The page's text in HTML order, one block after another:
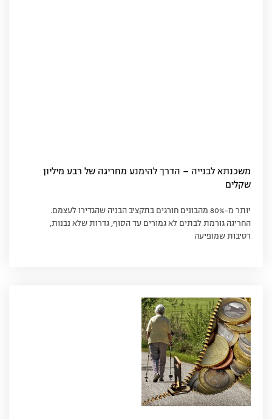
משכנתא לבנייה – הדרך להימנע מחריגה של רבע מיליון
שקלים
יותר מ-80% מהבונים חורגים בתקציב הבניה שהגדירו לעצמם.
החריגה גורמת לבתים לא גמורים עד הסוף, גדרות שלא נבנות,
רטיבות שמופיעה